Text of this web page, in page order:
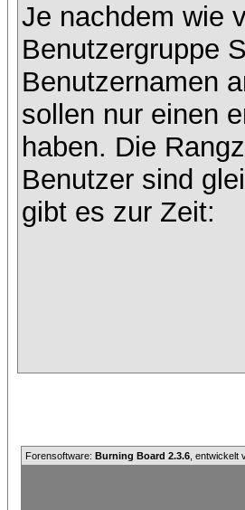
Je nachdem wie
Benutzergruppe
Benutzernamen
sollen nur einen
haben. Die
Benutzer sind
gibt es zur Zeit:
Forensoftware: Burning Board 2.3.6 , entwickelt